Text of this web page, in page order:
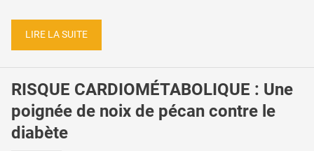
LIRE LA SUITE
RISQUE CARDIOMÉTABOLIQUE : Une
poignée de noix de pécan contre le
diabète